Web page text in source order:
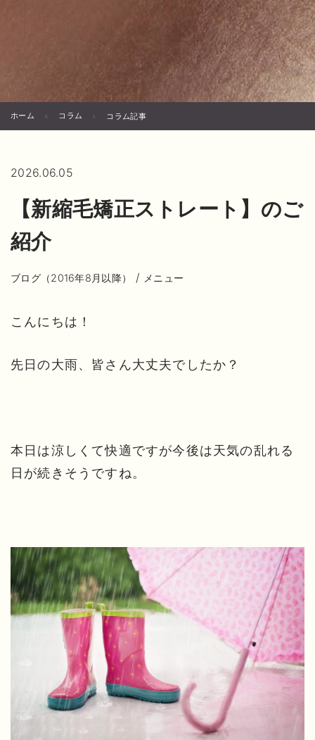
ホーム コラム コラム記事
2026.06.05
【新縮毛矯正ストレート】のご
紹介
ブログ（2016年8月以降） / メニュー
こんにちは！
先日の大雨、皆さん大丈夫でしたか？
本日は涼しくて快適ですが今後は天気の乱れる
日が続きそうですね。